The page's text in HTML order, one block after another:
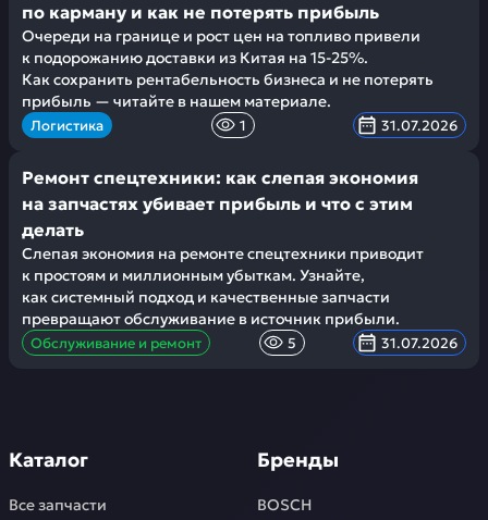
по карману и как не потерять прибыль
Очереди на границе и рост цен на топливо привели
к подорожанию доставки из Китая на 15-25%.
Как сохранить рентабельность бизнеса и не потерять
прибыль — читайте в нашем материале.
Логистика 1 31.07.2026
Ремонт спецтехники: как слепая экономия
на запчастях убивает прибыль и что с этим
делать
Слепая экономия на ремонте спецтехники приводит
к простоям и миллионным убыткам. Узнайте,
как системный подход и качественные запчасти
превращают обслуживание в источник прибыли.
Обслуживание и ремонт 5 31.07.2026
Каталог
Все запчасти
Бренды
BOSCH